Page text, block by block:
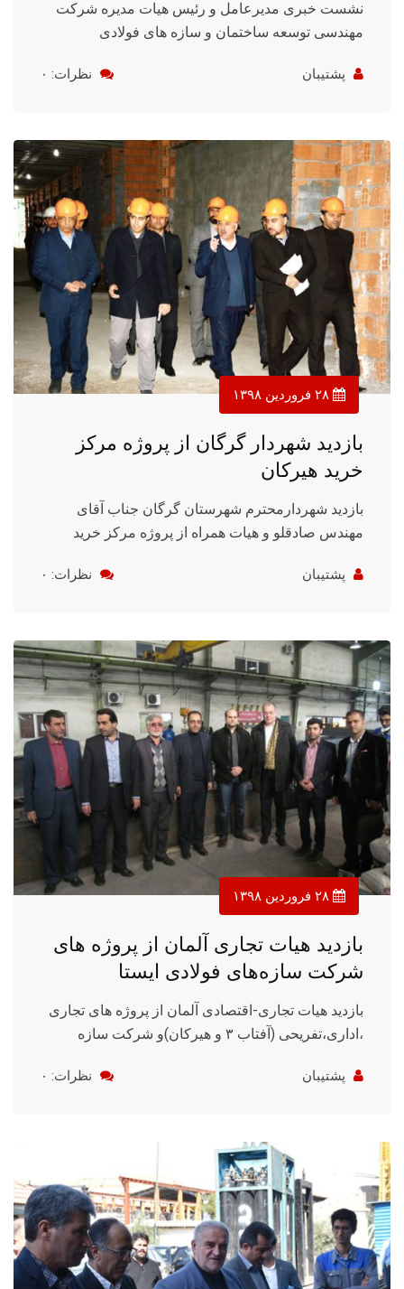
نشست خبری مدیرعامل و رئیس هیات مدیره شرکت
مهندسی توسعه ساختمان و سازه های فولادی
پشتیبان نظرات: ۰
بازدید شهردار گرگان از پروژه مرکز
خرید هیرکان
بازدید شهردارمحترم شهرستان گرگان جناب آقای
مهندس صادقلو و هیات همراه از پروژه مرکز خرید
پشتیبان نظرات: ۰
بازدید هیات تجاری آلمان از پروژه های
شرکت سازه‌های فولادی ایستا
بازدید هیات تجاری-اقتصادی آلمان از پروژه های تجاری
،اداری،تفریحی (آفتاب ۳ و هیرکان)و شرکت سازه
پشتیبان نظرات: ۰